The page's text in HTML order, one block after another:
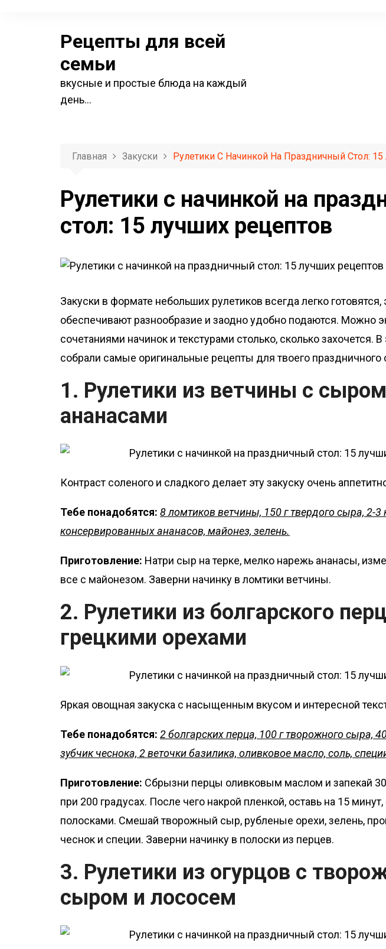
Рецепты для всей
семьи
вкусные и простые блюда на каждый
день…
Главная Закуски Рулетики С Начинкой На Праздничный Стол:
Рулетики с начинкой на
стол: 15 лучших рецептов
Закуски в формате небольших рулетиков всегда легко
обеспечивают разнообразие и заодно удобно подаются. Можно
сочетаниями начинок и текстурами столько, сколько захочется.
собрали самые оригинальные рецепты для твоего праздничного
1. Рулетики из ветчины с
ананасами
Контраст соленого и сладкого делает эту закуску очень
Тебе понадобятся: 8 ломтиков ветчины, 150 г твердого сыра, 2-3
консервированных ананасов, майонез, зелень.
Приготовление: Натри сыр на терке, мелко нарежь ананасы,
все с майонезом. Заверни начинку в ломтики ветчины.
2. Рулетики из болгарского
грецкими орехами
Яркая овощная закуска с насыщенным вкусом и интересной
Тебе понадобятся: 2 болгарских перца, 100 г творожного сыра,
зубчик чеснока, 2 веточки базилика, оливковое масло, соль,
Приготовление: Сбрызни перцы оливковым маслом и запекай
при 200 градусах. После чего накрой пленкой, оставь на 15
полосками. Смешай творожный сыр, рубленые орехи, зелень,
чеснок и специи. Заверни начинку в полоски из перцев.
3. Рулетики из огурцов с
сыром и лососем